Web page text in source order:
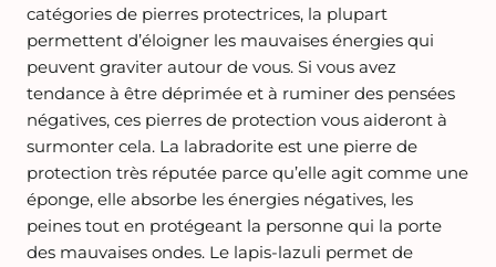
catégories de pierres protectrices, la plupart
permettent d’éloigner les mauvaises énergies qui
peuvent graviter autour de vous. Si vous avez
tendance à être déprimée et à ruminer des pensées
négatives, ces pierres de protection vous aideront à
surmonter cela. La labradorite est une pierre de
protection très réputée parce qu’elle agit comme une
éponge, elle absorbe les énergies négatives, les
peines tout en protégeant la personne qui la porte
des mauvaises ondes. Le lapis-lazuli permet de